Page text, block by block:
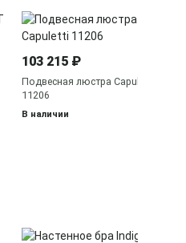
103 215 ₽
Подвесная люстра Capuletti
11206
В наличии